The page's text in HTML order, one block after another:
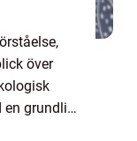
över
en grundlig